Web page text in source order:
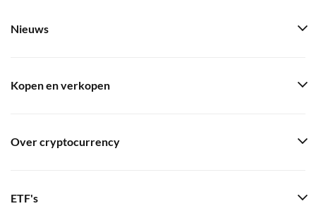
Nieuws
Kopen en verkopen
Over cryptocurrency
ETF's